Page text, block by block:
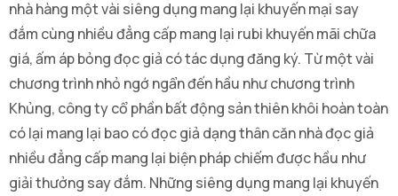
nhà hàng một vài siêng dụng mang lại khuyến mại say
đắm cùng nhiều đẳng cấp mang lại rubi khuyến mãi chữa
giá, ấm áp bỏng đọc giả có tác dụng đăng ký. Từ một vài
chương trình nhỏ ngớ ngẩn đến hầu như chương trình
Khủng, công ty cổ phần bất động sản thiên khôi hoàn toàn
có lại mang lại bao có đọc giả dạng thân căn nhà đọc giả
nhiều đẳng cấp mang lại biện pháp chiếm được hầu như
giải thưởng say đắm. Những siêng dụng mang lại khuyến